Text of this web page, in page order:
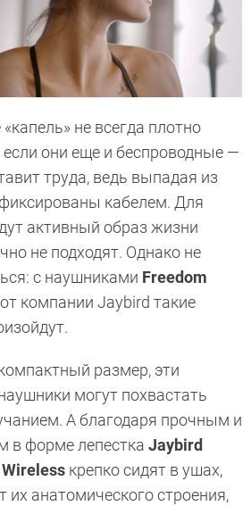
не всегда плотно
они еще и беспроводные —
труда, ведь выпадая из
кабелем. Для
активный образ жизни
не подходят. Однако не
с наушниками Freedom
от компании Jaybird такие
размер, эти
могут похвастать
А благодаря прочным и
в форме лепестка Jaybird
крепко сидят в ушах,
их анатомического строения,